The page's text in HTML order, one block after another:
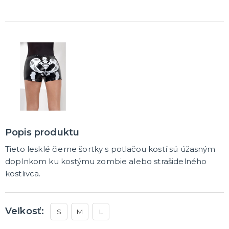
Originálne darčeky
MIKULÁŠ
Všetko pre Mikuláša
Všetko pre anjelov
Všetko pre čertov
VIANOCE
Všetko pre elfov
Vtipné vianočné kostýmy
Vianočné doplnky
Vianočné dekorácie
Balenie darčekov
ĎALŠIE KATEGÓRIE
Kostýmy
Popis produktu
Tieto lesklé čierne šortky s potlačou kostí sú úžasným
doplnkom ku kostýmu zombie alebo strašidelného
kostlivca.
Veľkosť: S M L